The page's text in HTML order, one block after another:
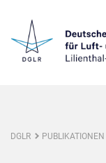
DGLR PUBLIKATIONEN